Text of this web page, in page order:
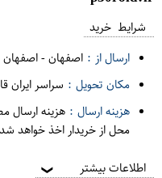
شرایط خرید
ارسال از : اصفهان-اصفهان
مکان تحویل : سراسر ایران
هزینه ارسال : هزینه ارسال
محل از خریدار اخذ خواهد
اطلاعات بیشتر ❯